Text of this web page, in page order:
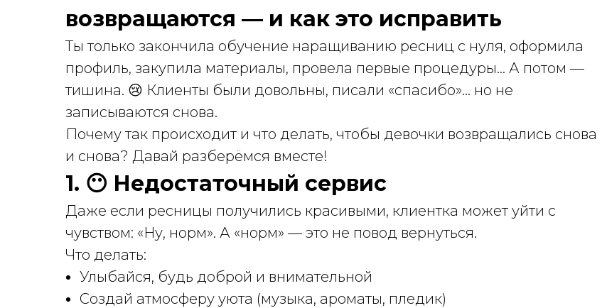
возвращаются — и как это исправить
Ты только закончила обучение наращиванию ресниц с нуля, оформила
профиль, закупила материалы, провела первые процедуры… А потом —
тишина. 😢 Клиенты были довольны, писали «спасибо»… но не
записываются снова.
Почему так происходит и что делать, чтобы девочки возвращались снова
и снова? Давай разберёмся вместе!
1. 😶 Недостаточный сервис
Даже если ресницы получились красивыми, клиентка может уйти с
чувством: «Ну, норм». А «норм» — это не повод вернуться.
Что делать:
Улыбайся, будь доброй и внимательной
Создай атмосферу уюта (музыка, ароматы, пледик)